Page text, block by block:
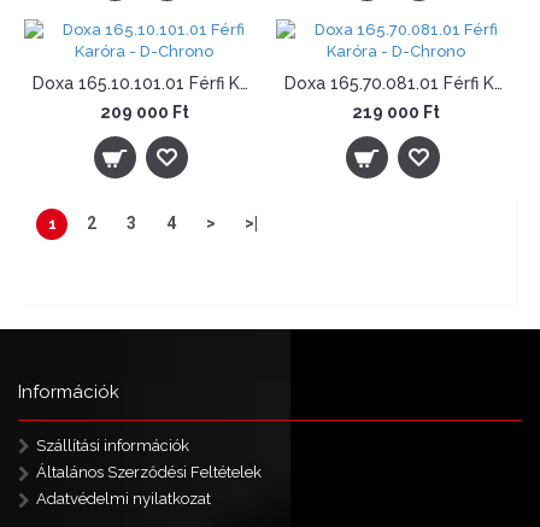
Doxa 165.10.101.01 Férfi Karóra - D-Chrono
209 000 Ft
Doxa 165.70.081.01 Férfi Karóra - D-Chrono
219 000 Ft
1 2 3 4 > >|
Információk
Szállítási információk
Általános Szerződési Feltételek
Adatvédelmi nyilatkozat